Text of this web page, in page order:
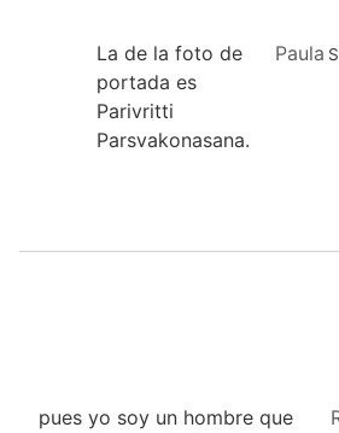
Paula
La de la foto de
portada es
Parivritti
Parsvakonasana.
pues yo soy un hombre que